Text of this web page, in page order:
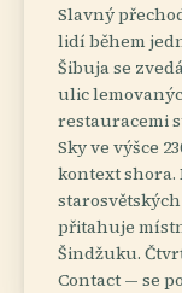
Slavný
lidí během
Šibuja se
ulic
restauracemi
Sky ve výšce
kontext shora.
přitahuje
Šindžuku.
Contact — se